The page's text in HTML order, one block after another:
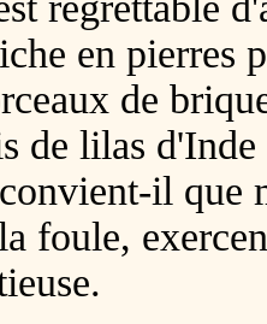
en pierres
de
de lilas
il que
foule,